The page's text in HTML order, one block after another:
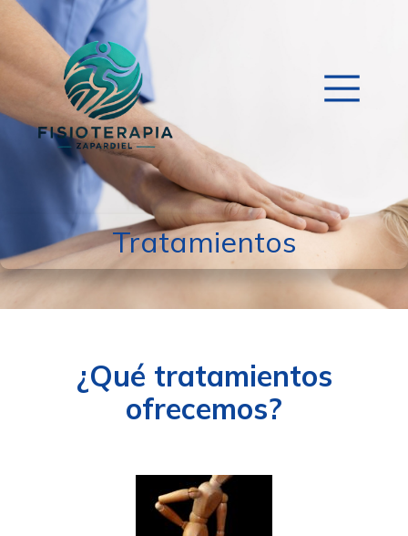
Tratamientos
¿Qué tratamientos
ofrecemos?